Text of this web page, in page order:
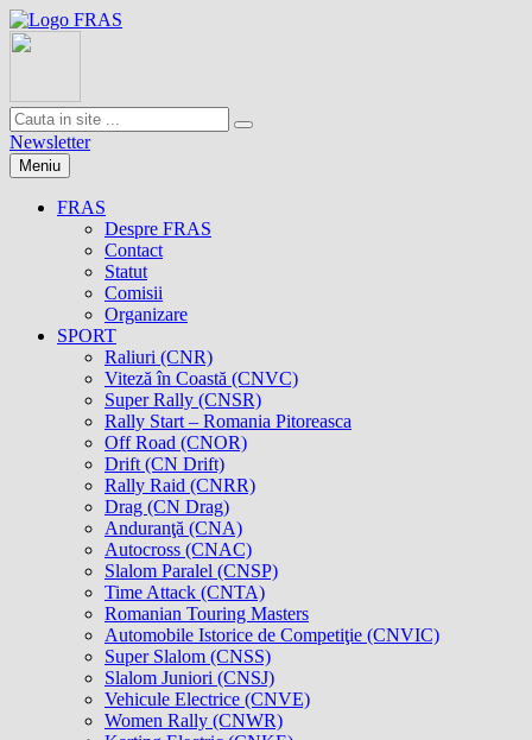
Newsletter
Meniu
FRAS
Despre FRAS
Contact
Statut
Comisii
Organizare
SPORT
Raliuri (CNR)
Viteză în Coastă (CNVC)
Super Rally (CNSR)
Rally Start – Romania Pitoreasca
Off Road (CNOR)
Drift (CN Drift)
Rally Raid (CNRR)
Drag (CN Drag)
Anduranţă (CNA)
Autocross (CNAC)
Slalom Paralel (CNSP)
Time Attack (CNTA)
Romanian Touring Masters
Automobile Istorice de Competiţie (CNVIC)
Super Slalom (CNSS)
Slalom Juniori (CNSJ)
Vehicule Electrice (CNVE)
Women Rally (CNWR)